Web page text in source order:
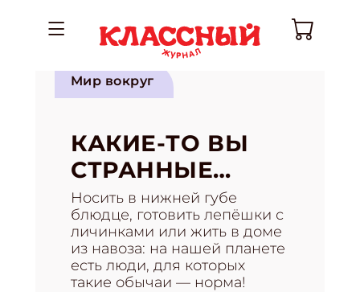
Мир вокруг
КАКИЕ-ТО ВЫ
СТРАННЫЕ…
Носить в нижней губе
блюдце, готовить лепёшки с
личинками или жить в доме
из навоза: на нашей планете
есть люди, для которых
такие обычаи — норма!